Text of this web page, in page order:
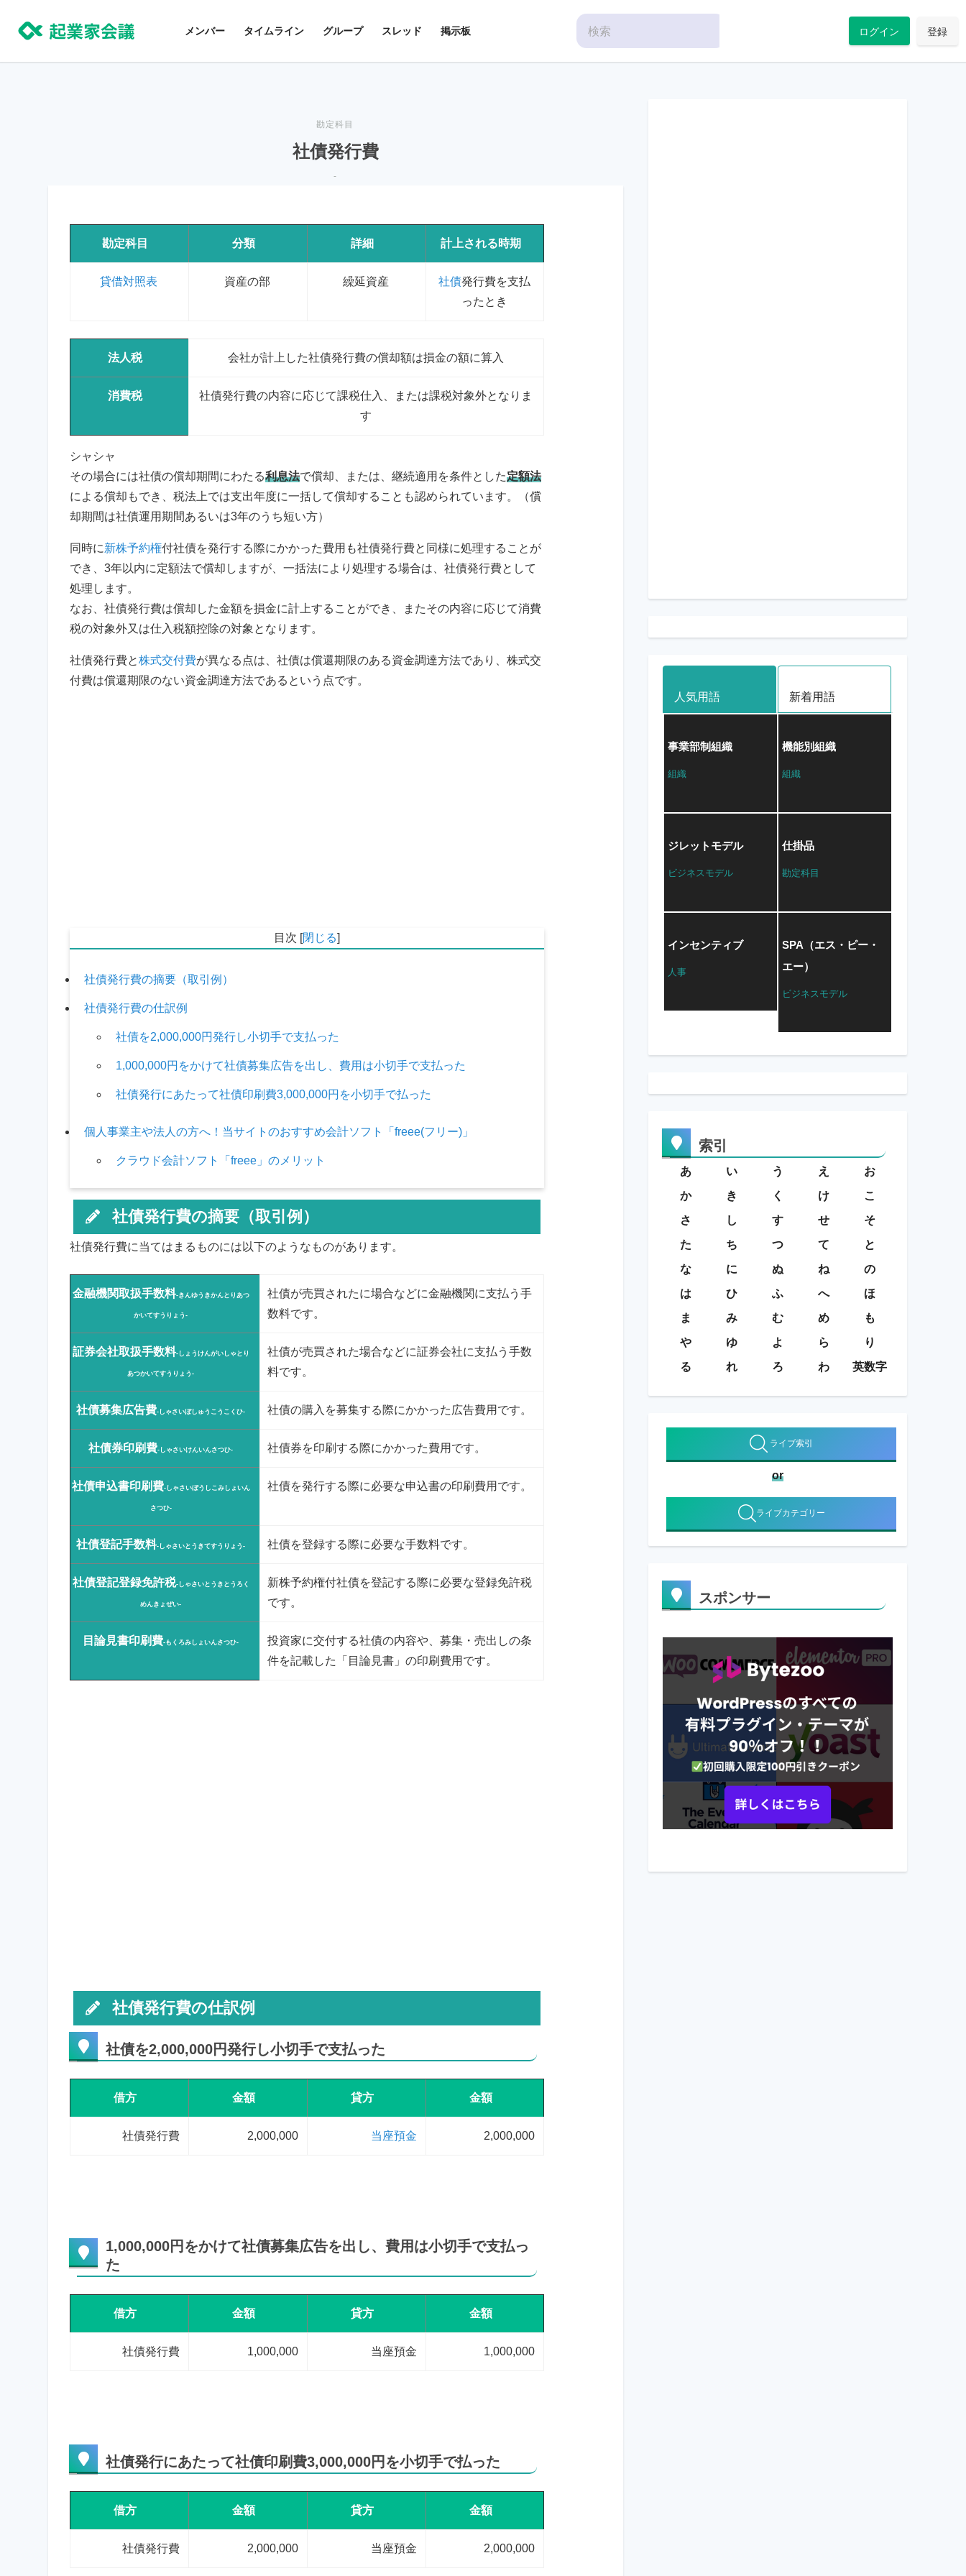
メンバー タイムライン グループ スレッド 掲示板
Search
for:
ログイン 登録
勘定科目
社債発行費
-
勘定科目 分類 詳細 計上される時期
貸借対照表 資産の部 繰延資産 社債発行費を支払
ったとき
法人税 会社が計上した社債発行費の償却額は損金の額に算入
消費税
社債発行費の内容に応じて課税仕入、または課税対象外となりま
す
シャシャ
その場合には社債の償却期間にわたる利息法で償却、または、継続適用を条件とした定額法
による償却もでき、税法上では支出年度に一括して償却することも認められています。（償
却期間は社債運用期間あるいは3年のうち短い方）
同時に新株予約権付社債を発行する際にかかった費用も社債発行費と同様に処理することが
でき、3年以内に定額法で償却しますが、一括法により処理する場合は、社債発行費として
処理します。
なお、社債発行費は償却した金額を損金に計上することができ、またその内容に応じて消費
税の対象外又は仕入税額控除の対象となります。
社債発行費と株式交付費が異なる点は、社債は償還期限のある資金調達方法であり、株式交
付費は償還期限のない資金調達方法であるという点です。
目次 [閉じる]
社債発行費の摘要（取引例）
社債発行費の仕訳例
社債を2,000,000円発行し小切手で支払った
1,000,000円をかけて社債募集広告を出し、費用は小切手で支払った
社債発行にあたって社債印刷費3,000,000円を小切手で払った
個人事業主や法人の方へ！当サイトのおすすめ会計ソフト「freee(フリー)」
クラウド会計ソフト「freee」のメリット
社債発行費の摘要（取引例）
社債発行費に当てはまるものには以下のようなものがあります。
金融機関取扱手数料-きんゆうきかんとりあつ
かいてすうりょう-
社債が売買されたに場合などに金融機関に支払う手
数料です。
証券会社取扱手数料-しょうけんがいしゃとり
あつかいてすうりょう-
社債が売買された場合などに証券会社に支払う手数
料です。
社債募集広告費-しゃさいぼしゅうこうこくひ- 社債の購入を募集する際にかかった広告費用です。
社債券印刷費-しゃさいけんいんさつひ- 社債券を印刷する際にかかった費用です。
社債申込書印刷費-しゃさいぼうしこみしょいん
さつひ-
社債を発行する際に必要な申込書の印刷費用です。
社債登記手数料-しゃさいとうきてすうりょう- 社債を登録する際に必要な手数料です。
社債登記登録免許税-しゃさいとうきとうろく
めんきょぜい-
新株予約権付社債を登記する際に必要な登録免許税
です。
目論見書印刷費-もくろみしょいんさつひ-
投資家に交付する社債の内容や、募集・売出しの条
件を記載した「目論見書」の印刷費用です。
社債発行費の仕訳例
社債を2,000,000円発行し小切手で支払った
借方 金額 貸方 金額
社債発行費 2,000,000 当座預金 2,000,000
1,000,000円をかけて社債募集広告を出し、費用は小切手で支払っ
た
借方 金額 貸方 金額
社債発行費 1,000,000 当座預金 1,000,000
社債発行にあたって社債印刷費3,000,000円を小切手で払った
借方 金額 貸方 金額
社債発行費 2,000,000 当座預金 2,000,000
人気用語 新着用語
事業部制組織
組織
機能別組織
組織
ジレットモデル
ビジネスモデル
仕掛品
勘定科目
インセンティブ
人事
SPA（エス・ピー・
エー）
ビジネスモデル
索引
あ い う え
お
か
き く け
こ
さ
し す せ
そ
た
ち つ て
と
な
に ぬ ね
の
は
ひ ふ へ
ほ
ま
み む め
も
や
ゆ よ ら
り
る
れ ろ わ 英数字
ライブ索引
or
ライブカテゴリー
スポンサー